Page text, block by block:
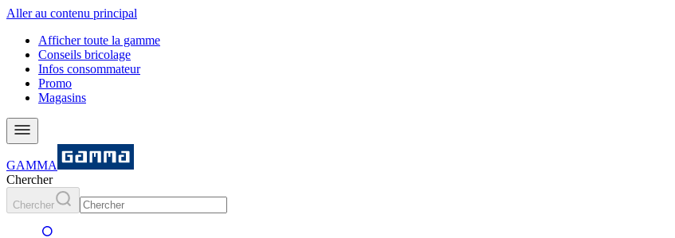
Aller au contenu principal
Afficher toute la gamme
Conseils bricolage
Infos consommateur
Promo
Magasins
GAMMA
Chercher
Chercher